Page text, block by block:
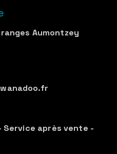
Aumontzey
après vente -